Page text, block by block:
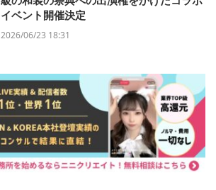
イベント開催決定
2026/06/23 18:31